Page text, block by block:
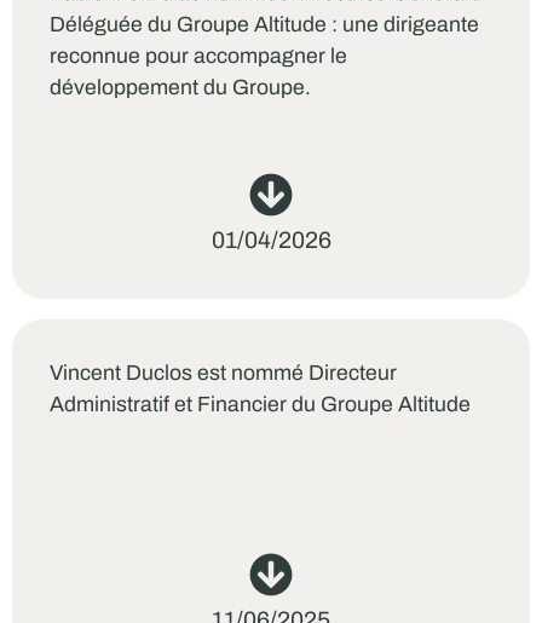
Déléguée du Groupe Altitude : une dirigeante
reconnue pour accompagner le
développement du Groupe.
01/04/2026
Vincent Duclos est nommé Directeur
Administratif et Financier du Groupe Altitude